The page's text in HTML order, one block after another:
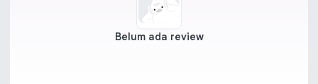
Belum ada review